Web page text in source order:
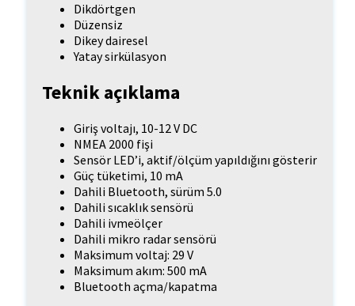
Dikdörtgen
Düzensiz
Dikey dairesel
Yatay sirkülasyon
Teknik açıklama
Giriş voltajı, 10-12 V DC
NMEA 2000 fişi
Sensör LED’i, aktif/ölçüm yapıldığını gösterir
Güç tüketimi, 10 mA
Dahili Bluetooth, sürüm 5.0
Dahili sıcaklık sensörü
Dahili ivmeölçer
Dahili mikro radar sensörü
Maksimum voltaj: 29 V
Maksimum akım: 500 mA
Bluetooth açma/kapatma